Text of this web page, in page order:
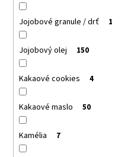
Jojobové granule / drť 1
Jojobový olej 150
Kakaové cookies 4
Kakaové maslo 50
Kamélia 7